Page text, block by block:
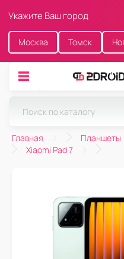
Укажите Ваш город
Москва Томск
Главная Планшеты
Xiaomi Pad 7